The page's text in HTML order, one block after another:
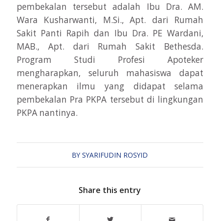
pembekalan tersebut adalah Ibu Dra. AM.
Wara Kusharwanti, M.Si., Apt. dari Rumah
Sakit Panti Rapih dan Ibu Dra. PE Wardani,
MAB., Apt. dari Rumah Sakit Bethesda.
Program Studi Profesi Apoteker
mengharapkan, seluruh mahasiswa dapat
menerapkan ilmu yang didapat selama
pembekalan Pra PKPA tersebut di lingkungan
PKPA nantinya.
BYSYARIFUDIN ROSYID
Share this entry